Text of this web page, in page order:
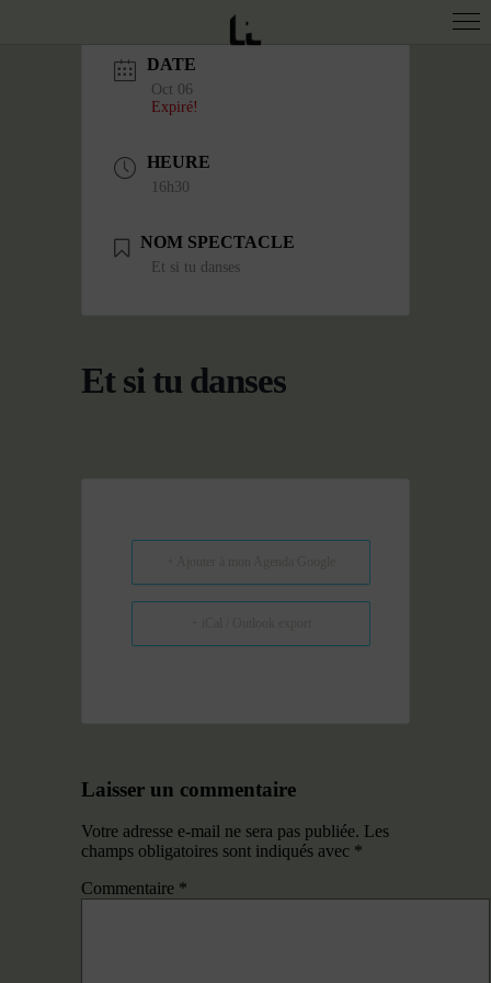
DATE
Oct 06
Expiré!
HEURE
16h30
NOM SPECTACLE
Et si tu danses
Et si tu danses
Laisser un commentaire
Votre adresse e-mail ne sera pas publiée. Les
champs obligatoires sont indiqués avec *
Commentaire *